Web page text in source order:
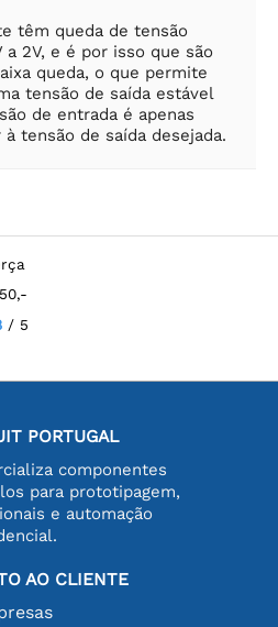
têm queda de tensão
a 2V, e é por isso que são
queda, o que permite
tensão de saída estável
de entrada é apenas
tensão de saída desejada.
/ 5
PORTUGAL
componentes
para prototipagem,
e automação
AO CLIENTE